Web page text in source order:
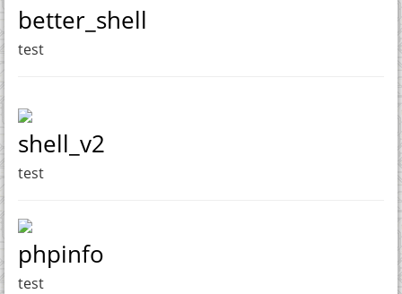
better_shell
test
shell_v2
test
phpinfo
test